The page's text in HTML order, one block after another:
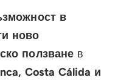
в
ново
ползване в
Costa Cálida и